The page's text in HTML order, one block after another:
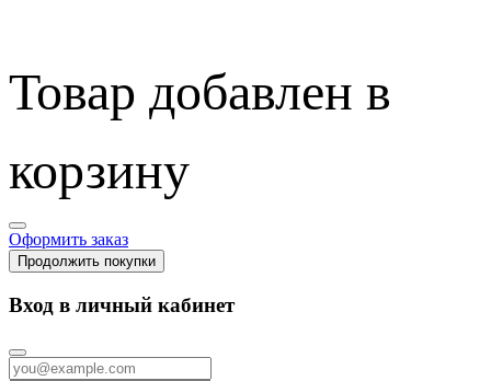
Товар добавлен в
корзину
Оформить заказ
Продолжить покупки
Вход в личный кабинет